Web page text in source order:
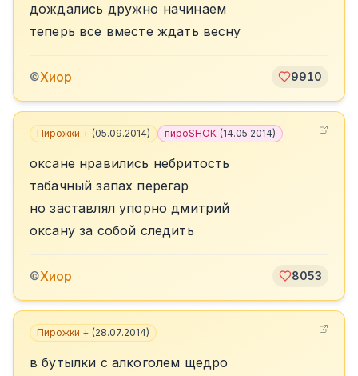
дождались дружно начинаем
теперь все вместе ждать весну
©Хиор 9910
Пирожки + (05.09.2014) пироSHOK (14.05.2014)
оксане нравились небритость
табачный запах перегар
но заставлял упорно дмитрий
оксану за собой следить
©Хиор 8053
Пирожки + (28.07.2014)
в бутылки с алкоголем щедро